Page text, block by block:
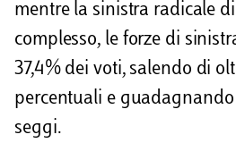
mentre la sinistra radicale
complesso, le forze di
37,4% dei voti, salendo di
percentuali e guadagnando
seggi.